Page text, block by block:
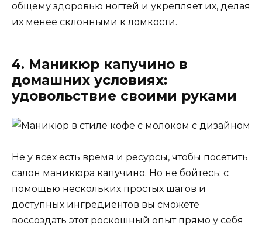
общему здоровью ногтей и укрепляет их, делая
их менее склонными к ломкости.
4. Маникюр капучино в
домашних условиях:
удовольствие своими руками
Не у всех есть время и ресурсы, чтобы посетить
салон маникюра капучино. Но не бойтесь: с
помощью нескольких простых шагов и
доступных ингредиентов вы сможете
воссоздать этот роскошный опыт прямо у себя